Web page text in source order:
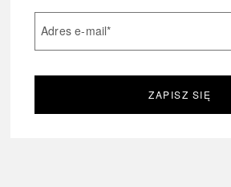
Adres e-mail*
ZAPISZ SIĘ